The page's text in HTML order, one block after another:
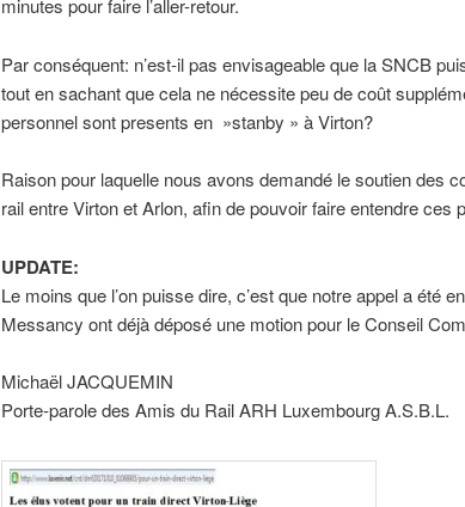
minutes pour faire l’aller-retour.
Par conséquent: n’est-il pas envisageable que la SNCB
tout en sachant que cela ne nécessite peu de coût
personnel sont presents en »stanby » à Virton?
Raison pour laquelle nous avons demandé le soutien des
rail entre Virton et Arlon, afin de pouvoir faire entendre ces
UPDATE:
Le moins que l’on puisse dire, c’est que notre appel a été
Messancy ont déjà déposé une motion pour le Conseil
Michaël JACQUEMIN
Porte-parole des Amis du Rail ARH Luxembourg A.S.B.L.